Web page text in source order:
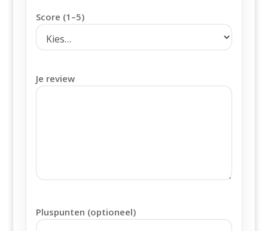
Score (1–5)
Je review
Pluspunten (optioneel)